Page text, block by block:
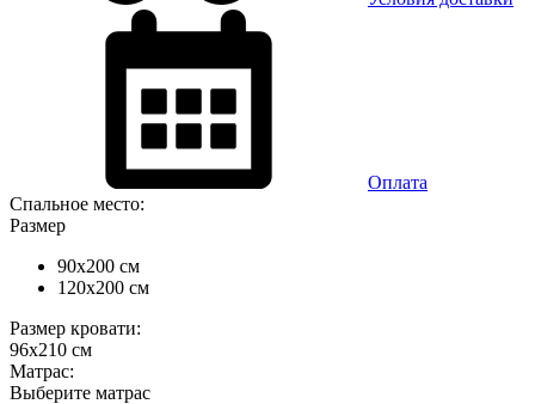
Оплата
Спальное место:
Размер
90x200 см
120x200 см
Размер кровати:
96x210 см
Матрас:
Выберите матрас